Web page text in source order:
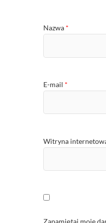
Nazwa *
E-mail *
Witryna